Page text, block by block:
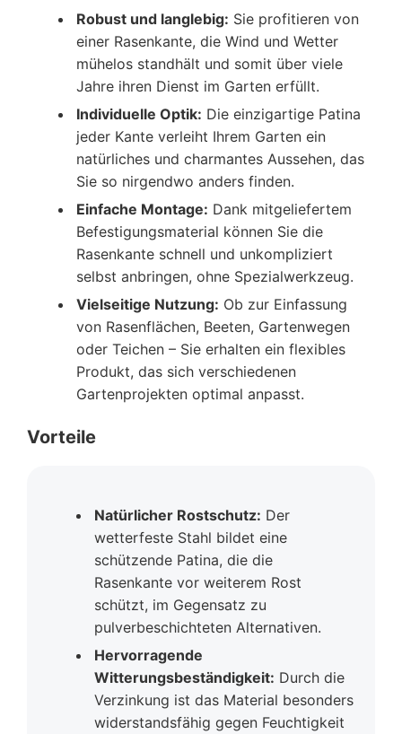
Robust und langlebig: Sie profitieren von
einer Rasenkante, die Wind und Wetter
mühelos standhält und somit über viele
Jahre ihren Dienst im Garten erfüllt.
Individuelle Optik: Die einzigartige Patina
jeder Kante verleiht Ihrem Garten ein
natürliches und charmantes Aussehen, das
Sie so nirgendwo anders finden.
Einfache Montage: Dank mitgeliefertem
Befestigungsmaterial können Sie die
Rasenkante schnell und unkompliziert
selbst anbringen, ohne Spezialwerkzeug.
Vielseitige Nutzung: Ob zur Einfassung
von Rasenflächen, Beeten, Gartenwegen
oder Teichen – Sie erhalten ein flexibles
Produkt, das sich verschiedenen
Gartenprojekten optimal anpasst.
Vorteile
Natürlicher Rostschutz: Der
wetterfeste Stahl bildet eine
schützende Patina, die die
Rasenkante vor weiterem Rost
schützt, im Gegensatz zu
pulverbeschichteten Alternativen.
Hervorragende
Witterungsbeständigkeit: Durch die
Verzinkung ist das Material besonders
widerstandsfähig gegen Feuchtigkeit